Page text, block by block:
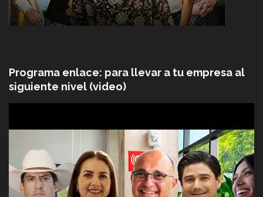
Programa enlace: para llevar a tu empresa al
siguiente nivel (video)